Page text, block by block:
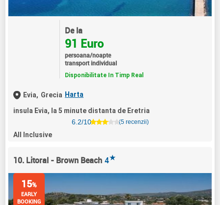
De la
91 Euro
persoana/noapte
transport individual
Disponibilitate In Timp Real
Evia, Grecia Harta
insula Evia, la 5 minute distanta de Eretria
6.2/10
(5 recenzii)
All Inclusive
10. Litoral - Brown Beach 4★
15%
EARLY
BOOKING